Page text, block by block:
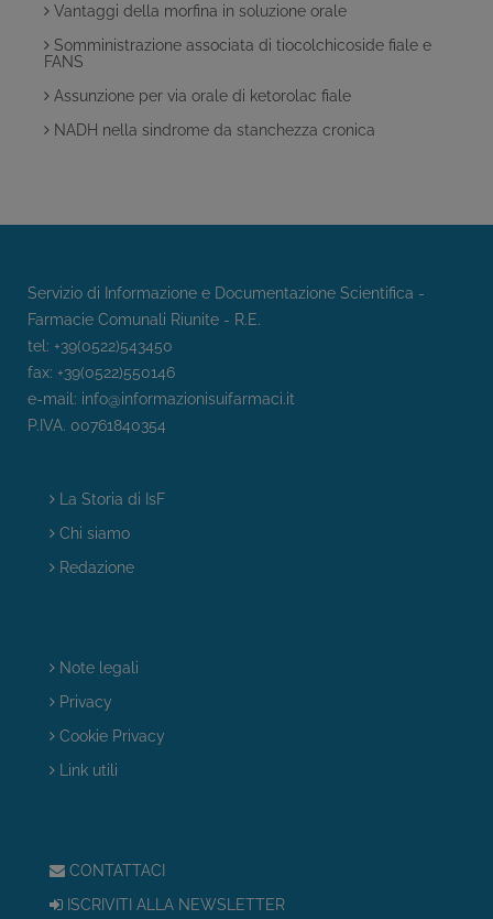
Vantaggi della morfina in soluzione orale
Somministrazione associata di tiocolchicoside fiale e
FANS
Assunzione per via orale di ketorolac fiale
NADH nella sindrome da stanchezza cronica
Servizio di Informazione e Documentazione Scientifica -
Farmacie Comunali Riunite - R.E.
tel: +39(0522)543450
fax: +39(0522)550146
e-mail: info@informazionisuifarmaci.it
P.IVA. 00761840354
La Storia di IsF
Chi siamo
Redazione
Note legali
Privacy
Cookie Privacy
Link utili
CONTATTACI
ISCRIVITI ALLA NEWSLETTER